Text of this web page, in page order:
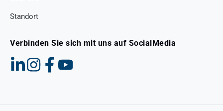
Standort
Verbinden Sie sich mit uns auf SocialMedia